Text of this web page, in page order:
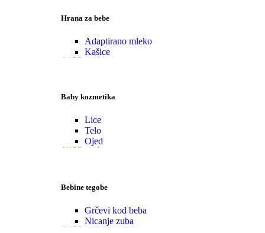
Hrana za bebe
Adaptirano mleko
Kašice
VIŠE
Baby kozmetika
Lice
Telo
Ojed
VIŠE
Bebine tegobe
Grčevi kod beba
Nicanje zuba
VIŠE